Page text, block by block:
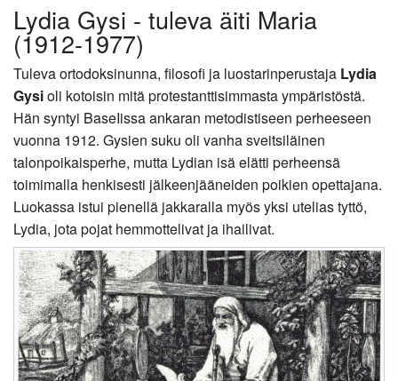
Lydia Gysi - tuleva äiti Maria
(1912-1977)
Tuleva ortodoksinunna, filosofi ja luostarinperustaja Lydia
Gysioli kotoisin mitä protestanttisimmasta ympäristöstä.
Hän syntyi BaseIissa ankaran metodistiseen perheeseen
vuonna 1912. Gysien suku oli vanha sveitsiläinen
talonpoikaisperhe, mutta Lydian isä elätti perheensä
toimimalla henkisesti jälkeenjääneiden poikien opettajana.
Luokassa istui pienellä jakkaralla myös yksi utelias tyttö,
Lydia, jota pojat hemmottelivat ja ihailivat.